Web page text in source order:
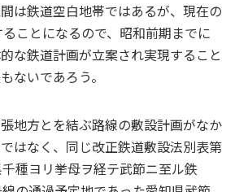
は鉄道空白地帯ではあるが、現在の
ことになるので、昭和前期までに
な鉄道計画が立案され実現すること
ないであろう。
地方とを結ぶ路線の敷設計画がなか
はなく、同じ改正鉄道敷設法別表第
種ヨリ挙母ヲ経テ武節ニ至ル鉄